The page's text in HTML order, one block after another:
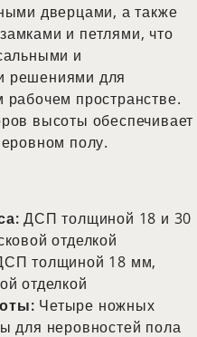
дверцами, а также
и петлями, что
и
решениями для
пространстве.
высоты обеспечивает
полу.
ДСП толщиной 18 и 30
отделкой
толщиной 18 мм,
отделкой
Четыре ножных
для неровностей пола